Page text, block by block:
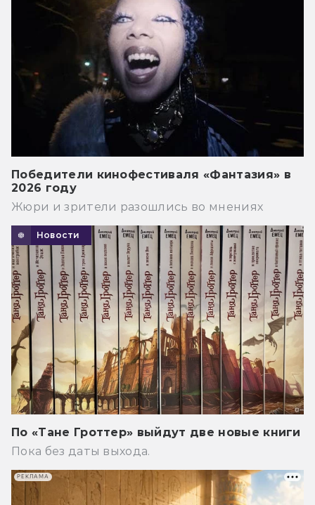
Победители кинофестиваля «Фантазия» в
2026 году
Жюри и зрители разошлись во мнениях
Новости
По «Тане Гроттер» выйдут две новые книги
Пока без даты выхода.
РЕКЛАМА